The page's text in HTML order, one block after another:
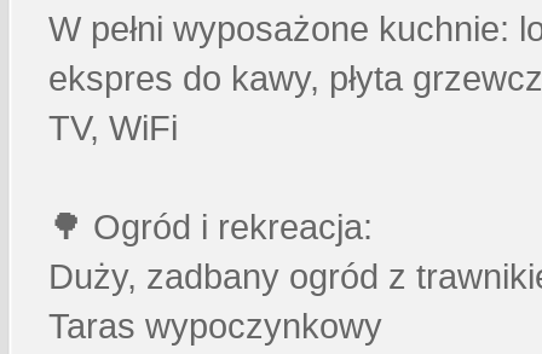
W pełni wyposażone kuchnie:
ekspres do kawy, płyta
TV, WiFi
🌳 Ogród i rekreacja:
Duży, zadbany ogród z
Taras wypoczynkowy